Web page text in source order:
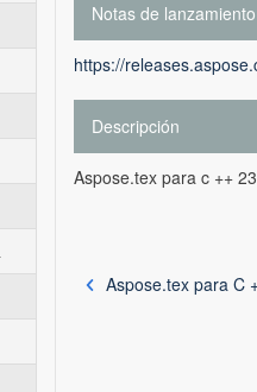
Notas de lanzamiento
https://
Descripción
Aspose.tex para c ++
Aspose.tex para C